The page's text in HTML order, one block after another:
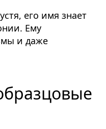
его имя знает
Ему
и даже